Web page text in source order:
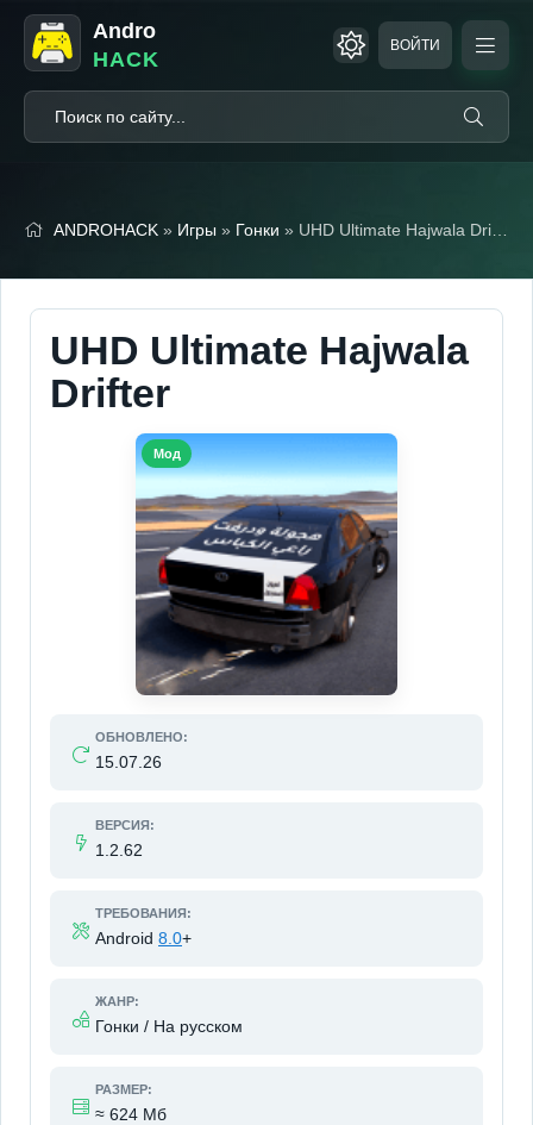
Andro
HACK
ВОЙТИ
ANDROHACK » Игры » Гонки » UHD Ultimate Hajwala Drifter (Мод, Много монет)
UHD Ultimate Hajwala
Drifter
ОБНОВЛЕНО:
15.07.26
ВЕРСИЯ:
1.2.62
ТРЕБОВАНИЯ:
Android 8.0+
ЖАНР:
Гонки / На русском
РАЗМЕР:
≈ 624 Мб
Мод